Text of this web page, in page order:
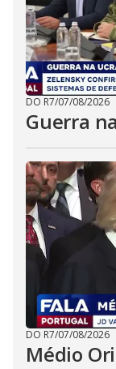
DO R7/07/08/2026
Guerra
DO R7/07/08/2026
Médio